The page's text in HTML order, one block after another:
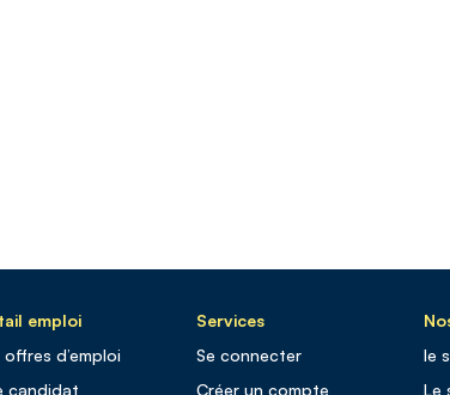
emploi
offres d’emploi
candidat
Services
Se connecter
Créer un compte
le
Le